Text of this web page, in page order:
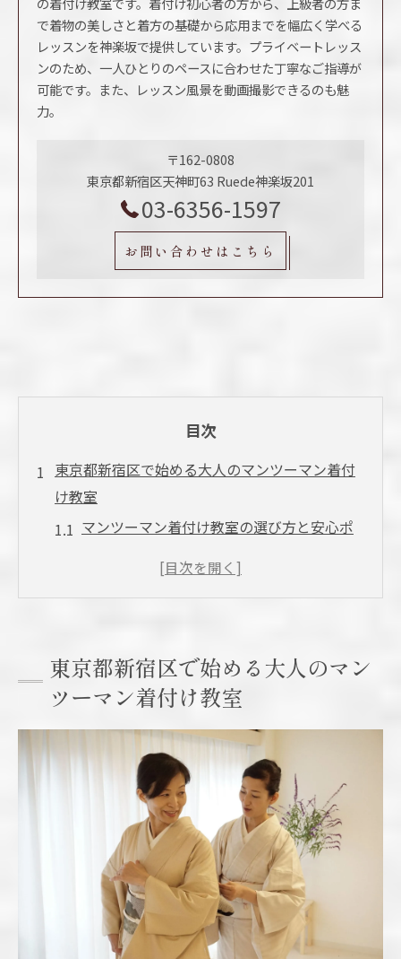
で着物の美しさと着方の基礎から応用までを幅広く学べる
レッスンを神楽坂で提供しています。プライベートレッス
ンのため、一人ひとりのペースに合わせた丁寧なご指導が
可能です。また、レッスン風景を動画撮影できるのも魅
力。
〒162-0808
東京都新宿区天神町63 Ruede神楽坂201
03-6356-1597
お問い合わせはこちら
目次
東京都新宿区で始める大人のマンツーマン着付
け教室
マンツーマン着付け教室の選び方と安心ポ
新宿区で見つける大人向け着付け体験の魅
着物文化と共に歩むレッスンスタイルとは
茶道愛好者に寄り添う個別指導のメリット
茶道をたしなむ初心者が安心できる着付け体験
茶道にふさわしい着付けをマンツーマンで
初心者でも安心の着付け教室選びのポイン
茶道の所作に対応したレッスン内容とは
着物の扱いから丁寧に指導する教室の魅力
着崩れしにくい着付け技術を実感できる理
東京都新宿区で始める大人のマン
ツーマン着付け教室